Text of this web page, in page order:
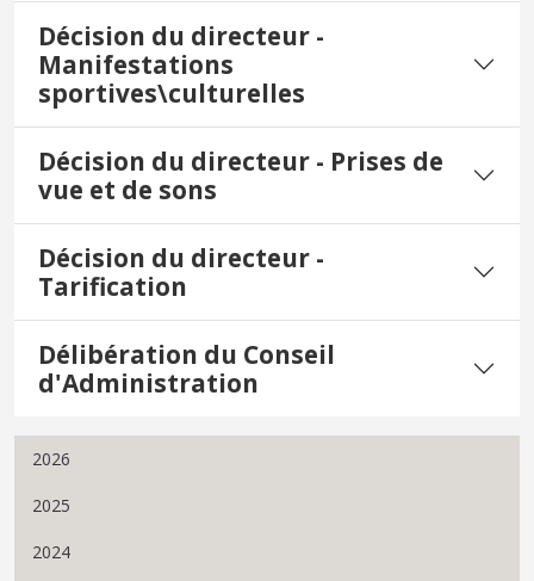
Décision du directeur -
Manifestations
sportives\culturelles
Décision du directeur - Prises de
vue et de sons
Décision du directeur -
Tarification
Délibération du Conseil
d'Administration
2026
2025
2024